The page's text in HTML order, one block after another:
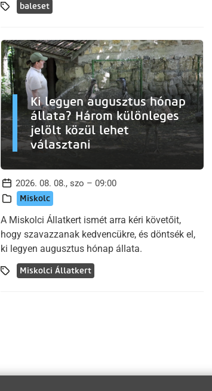
baleset
Ki legyen augusztus hónap
állata? Három különleges
jelölt közül lehet
választani
2026. 08. 08., szo – 09:00
Miskolc
A Miskolci Állatkert ismét arra kéri követőit,
hogy szavazzanak kedvencükre, és döntsék el,
ki legyen augusztus hónap állata.
Miskolci Állatkert